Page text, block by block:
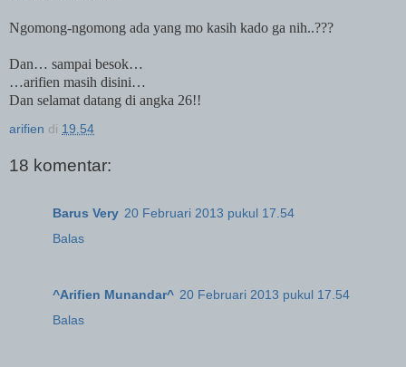
Ngomong-ngomong ada yang mo kasih kado ga nih..???
Dan… sampai besok…
…arifien masih disini…
Dan selamat datang di angka 26!!
arifien di 19.54
18 komentar:
Barus Very 20 Februari 2013 pukul 17.54
Balas
^Arifien Munandar^ 20 Februari 2013 pukul 17.54
Balas